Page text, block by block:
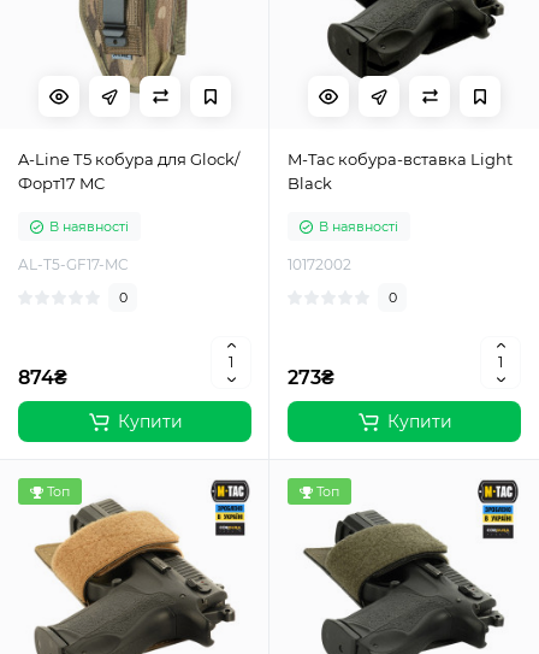
A-Line Т5 кобура для Glock/
Форт17 MC
В наявності
AL-T5-GF17-MC
0
874₴
Купити
M-Tac кобура-вставка Light
Black
В наявності
10172002
0
273₴
Купити
Топ Топ